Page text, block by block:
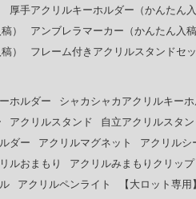
厚手アクリルキーホルダー（かんたん入
）
アンブレラマーカー（かんたん入稿
）
フレーム付きアクリルスタンドセ
ホルダー シャカシャカアクリルキー
アクリルスタンド 自立アクリルスタン
ダー アクリルマグネット アクリルシ
ルおまもり アクリルみまもりクリップ
アクリルペンライト 【大ロット専